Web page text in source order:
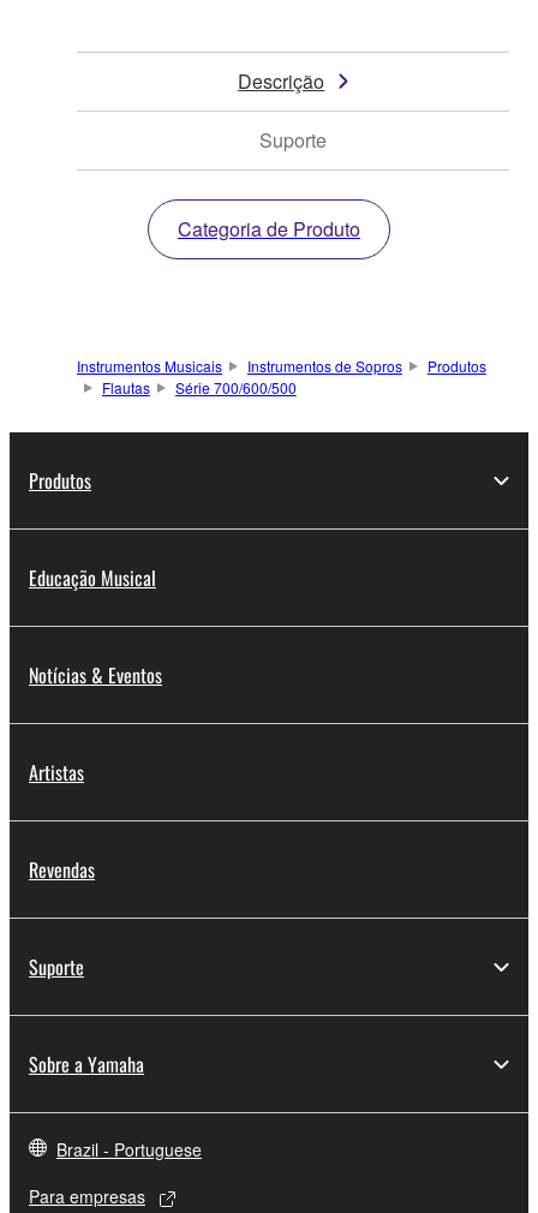
Descrição
Suporte
Categoria de Produto
Instrumentos Musicais Instrumentos de Sopros
Produtos
Flautas
Série 700/600/500
Produtos
Educação Musical
Notícias & Eventos
Artistas
Revendas
Suporte
Sobre a Yamaha
Brazil - Portuguese
Para empresas